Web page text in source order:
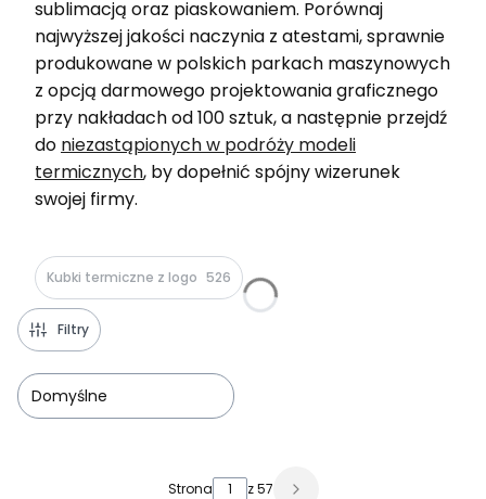
sublimacją oraz piaskowaniem. Porównaj
najwyższej jakości naczynia z atestami, sprawnie
produkowane w polskich parkach maszynowych
z opcją darmowego projektowania graficznego
przy nakładach od 100 sztuk, a następnie przejdź
do niezastąpionych w podróży modeli
termicznych, by dopełnić spójny wizerunek
swojej firmy.
Kubki termiczne z logo 526
Filtry
Domyślne
Strona z 57